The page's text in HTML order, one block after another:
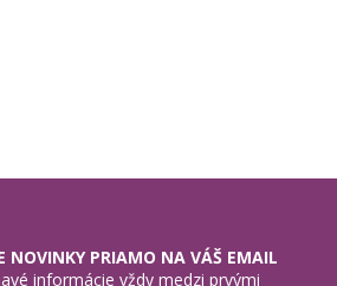
NOVINKY PRIAMO NA VÁŠ EMAIL
informácie vždy medzi prvými